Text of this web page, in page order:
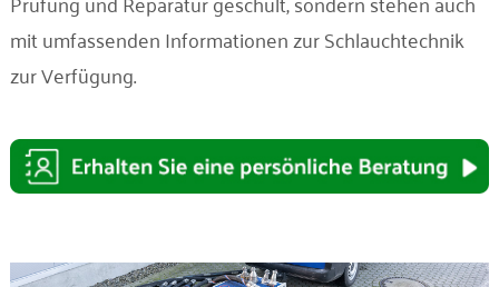
mit umfassenden Informationen zur Schlauchtechnik
zur Verfügung.